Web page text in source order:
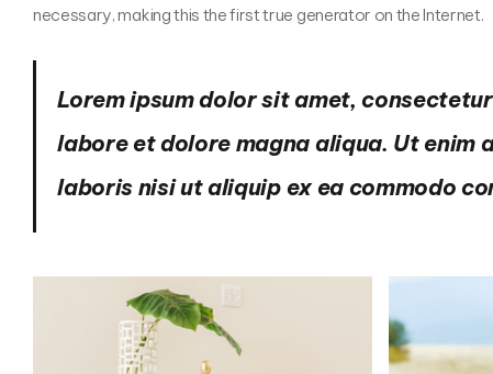
necessary, making this the first true generator on the Internet.
Lorem ipsum dolor sit amet,
labore et dolore magna aliqua. Ut enim
laboris nisi ut aliquip ex ea commodo